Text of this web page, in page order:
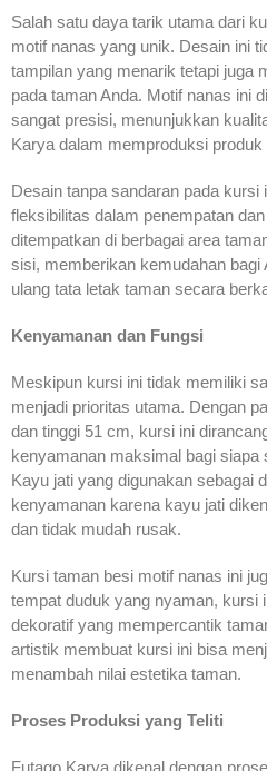
Salah satu daya tarik utama dari
motif nanas yang unik. Desain ini
tampilan yang menarik tetapi juga
pada taman Anda. Motif nanas ini
sangat presisi, menunjukkan
Karya dalam memproduksi produk
Desain tanpa sandaran pada kursi
fleksibilitas dalam penempatan
ditempatkan di berbagai area
sisi, memberikan kemudahan bagi
ulang tata letak taman secara
Kenyamanan dan Fungsi
Meskipun kursi ini tidak memiliki
menjadi prioritas utama. Dengan
dan tinggi 51 cm, kursi ini
kenyamanan maksimal bagi siapa
Kayu jati yang digunakan sebagai
kenyamanan karena kayu jati
dan tidak mudah rusak.
Kursi taman besi motif nanas ini
tempat duduk yang nyaman, kursi
dekoratif yang mempercantik
artistik membuat kursi ini bisa
menambah nilai estetika taman.
Proses Produksi yang Teliti